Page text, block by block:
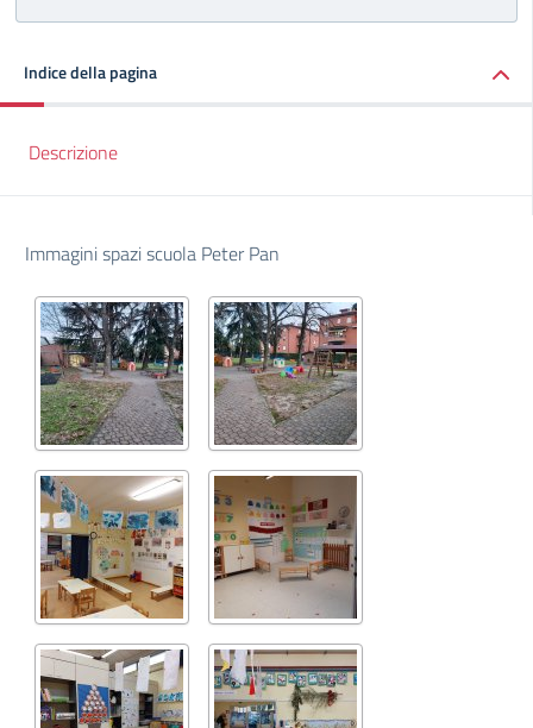
Indice della pagina
Descrizione
Immagini spazi scuola Peter Pan